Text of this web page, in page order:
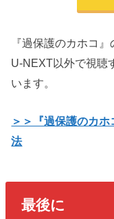
『過保護のカホコ
U-NEXT以外で視聴
います。
＞＞『過保護のカ
法
最後に